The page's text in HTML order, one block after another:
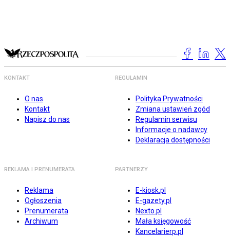
KONTAKT
O nas
Kontakt
Napisz do nas
REGULAMIN
Polityka Prywatności
Zmiana ustawień zgód
Regulamin serwisu
Informacje o nadawcy
Deklaracja dostępności
REKLAMA I PRENUMERATA
Reklama
Ogłoszenia
Prenumerata
Archiwum
PARTNERZY
E-kiosk.pl
E-gazety.pl
Nexto.pl
Mała księgowość
Kancelarierp.pl